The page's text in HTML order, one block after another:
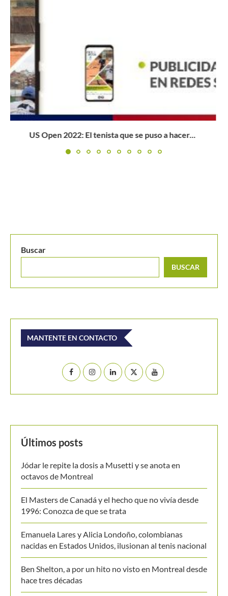
Todo un «show de circo»: Grito exagerado, saques por
Buscar
BUSCAR
MANTENTE EN CONTACTO
Jódar le repite la dosis a Musetti y se anota en
octavos de Montreal
El Masters de Canadá y el hecho que no vivía desde
1996: Conozca de que se trata
Emanuela Lares y Alicia Londoño, colombianas
nacidas en Estados Unidos, ilusionan al tenis nacional
Ben Shelton, a por un hito no visto en Montreal desde
hace tres décadas